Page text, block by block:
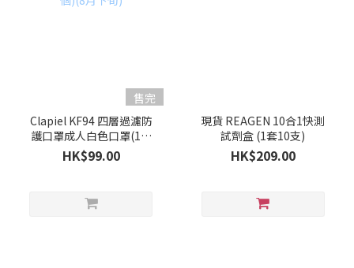
售完
Clapiel KF94 四層過濾防
護口罩成人白色口罩(1盒
50個)(8月下旬)
HK$99.00
現貨 REAGEN 10合1快測
試劑盒 (1套10支)
HK$209.00